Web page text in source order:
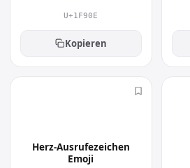
U+1F90E
Kopieren
Herz-Ausrufezeichen
Emoji